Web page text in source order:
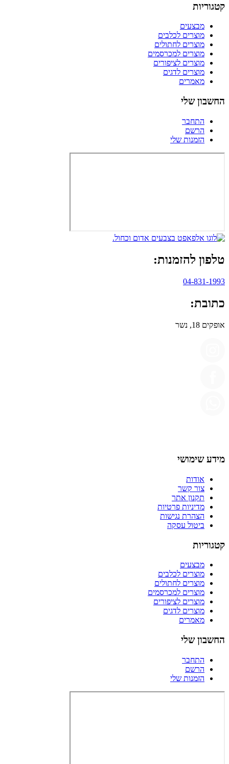
קטגוריות
מבצעים
מוצרים לכלבים
מוצרים לחתולים
מוצרים למכרסמים
מוצרים לציפורים
מוצרים לדגים
מאמרים
החשבון שלי
התחבר
הרשם
הזמנות שלי
טלפון להזמנות:
04-831-1993
כתובת:
אופקים 18, נשר
מידע שימושי
אודות
צור קשר
תקנון אתר
מדיניות פרטיות
הצהרת נגישות
ביטול עסקה
קטגוריות
מבצעים
מוצרים לכלבים
מוצרים לחתולים
מוצרים למכרסמים
מוצרים לציפורים
מוצרים לדגים
מאמרים
החשבון שלי
התחבר
הרשם
הזמנות שלי